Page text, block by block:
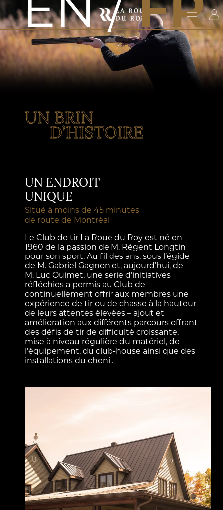
EN /FR
UN BRIN
D’HISTOIRE
UN ENDROIT
UNIQUE
Situé à moins de 45 minutes
de route de Montréal
Le Club de tir La Roue du Roy est né en
1960 de la passion de M. Régent Longtin
pour son sport. Au fil des ans, sous l’égide
de M. Gabriel Gagnon et, aujourd’hui, de
M. Luc Ouimet, une série d’initiatives
réfléchies a permis au Club de
continuellement offrir aux membres une
expérience de tir ou de chasse à la hauteur
de leurs attentes élevées – ajout et
amélioration aux différents parcours offrant
des défis de tir de difficulté croissante,
mise à niveau régulière du matériel, de
l’équipement, du club-house ainsi que des
installations du chenil.